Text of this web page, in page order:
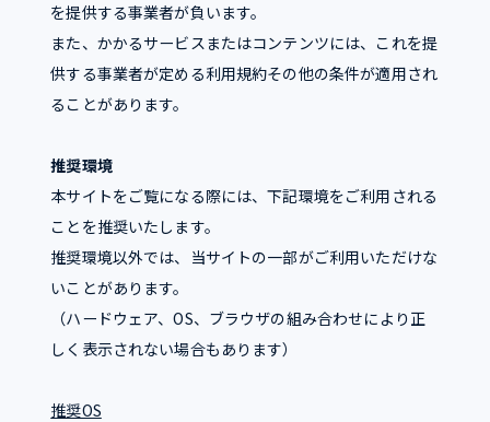
を提供する事業者が負います。
また、かかるサービスまたはコンテンツには、これを提
供する事業者が定める利用規約その他の条件が適用され
ることがあります。
推奨環境
本サイトをご覧になる際には、下記環境をご利用される
ことを推奨いたします。
推奨環境以外では、当サイトの一部がご利用いただけな
いことがあります。
（ハードウェア、OS、ブラウザの組み合わせにより正
しく表示されない場合もあります）
推奨OS